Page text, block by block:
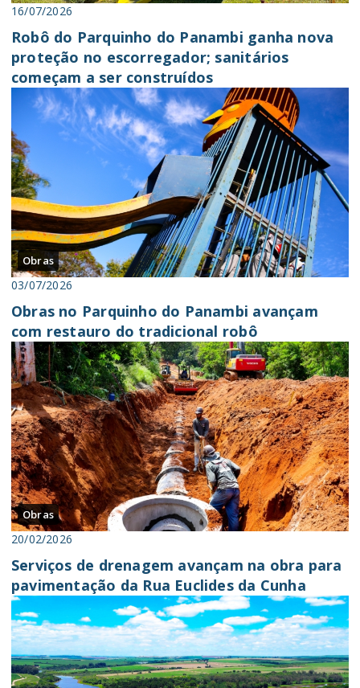
16/07/2026
Robô do Parquinho do Panambi ganha nova
proteção no escorregador; sanitários
começam a ser construídos
Obras
03/07/2026
Obras no Parquinho do Panambi avançam
com restauro do tradicional robô
Obras
20/02/2026
Serviços de drenagem avançam na obra para
pavimentação da Rua Euclides da Cunha